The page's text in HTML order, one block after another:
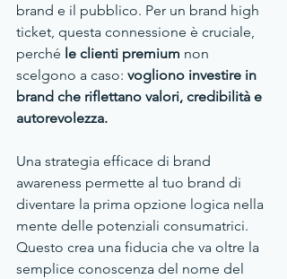
brand e il pubblico. Per un brand high
ticket, questa connessione è cruciale,
perché le clienti premium non
scelgono a caso: vogliono investire in
brand che riflettano valori, credibilità e
autorevolezza.
Una strategia efficace di brand
awareness permette al tuo brand di
diventare la prima opzione logica nella
mente delle potenziali consumatrici.
Questo crea una fiducia che va oltre la
semplice conoscenza del nome del